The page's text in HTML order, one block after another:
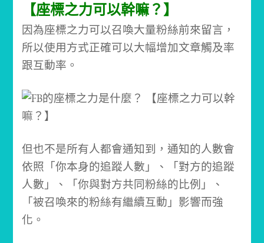
【座標之力可以幹嘛？】
因為座標之力可以召喚大量粉絲前來留言，
所以使用方式正確可以大幅增加文章觸及率
跟互動率。
但也不是所有人都會通知到，通知的人數會
依照「你本身的追蹤人數」、「對方的追蹤
人數」、「你與對方共同粉絲的比例」、
「被召喚來的粉絲有繼續互動」影響而強
化。